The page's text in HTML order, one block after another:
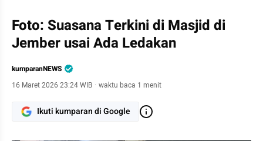
Foto: Suasana Terkini di Masjid di
Jember usai Ada Ledakan
kumparanNEWS
16 Maret 2026 23:24 WIB · waktu baca 1 menit
Ikuti kumparan di Google